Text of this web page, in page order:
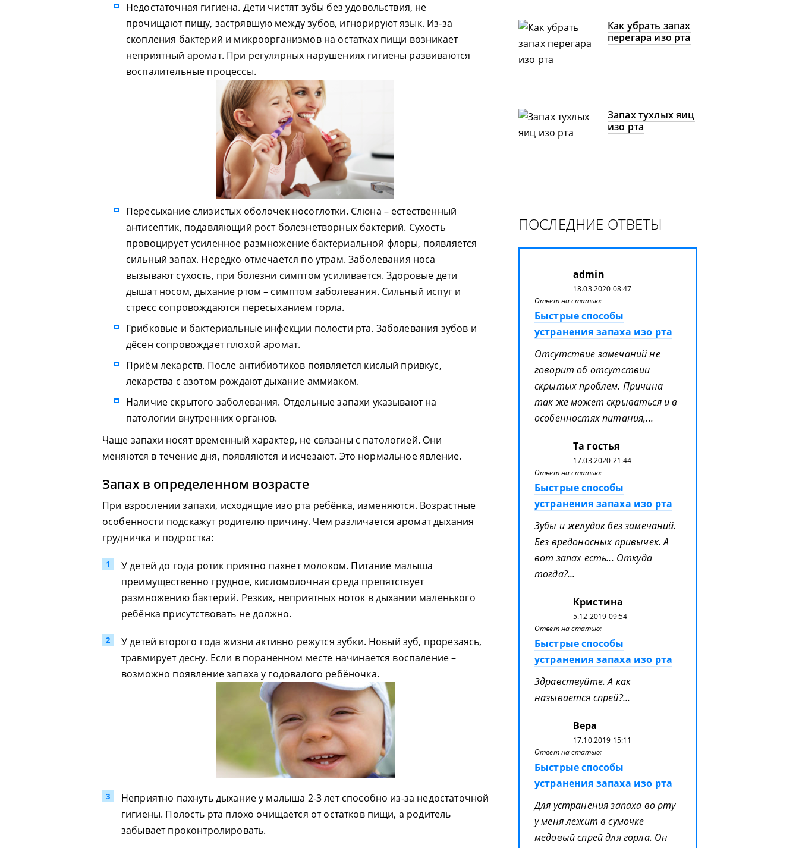
Недостаточная гигиена. Дети чистят зубы без удовольствия, не
прочищают пищу, застрявшую между зубов, игнорируют язык. Из-за
скопления бактерий и микроорганизмов на остатках пищи возникает
неприятный аромат. При регулярных нарушениях гигиены развиваются
воспалительные процессы.
Пересыхание слизистых оболочек носоглотки. Слюна – естественный
антисептик, подавляющий рост болезнетворных бактерий. Сухость
провоцирует усиленное размножение бактериальной флоры, появляется
сильный запах. Нередко отмечается по утрам. Заболевания носа
вызывают сухость, при болезни симптом усиливается. Здоровые дети
дышат носом, дыхание ртом – симптом заболевания. Сильный испуг и
стресс сопровождаются пересыханием горла.
Грибковые и бактериальные инфекции полости рта. Заболевания зубов и
дёсен сопровождает плохой аромат.
Приём лекарств. После антибиотиков появляется кислый привкус,
лекарства с азотом рождают дыхание аммиаком.
Наличие скрытого заболевания. Отдельные запахи указывают на
патологии внутренних органов.
Чаще запахи носят временный характер, не связаны с патологией. Они
меняются в течение дня, появляются и исчезают. Это нормальное явление.
Запах в определенном возрасте
При взрослении запахи, исходящие изо рта ребёнка, изменяются. Возрастные
особенности подскажут родителю причину. Чем различается аромат дыхания
грудничка и подростка:
У детей до года ротик приятно пахнет молоком. Питание малыша
преимущественно грудное, кисломолочная среда препятствует
размножению бактерий. Резких, неприятных ноток в дыхании маленького
ребёнка присутствовать не должно.
У детей второго года жизни активно режутся зубки. Новый зуб, прорезаясь,
травмирует десну. Если в пораненном месте начинается воспаление –
возможно появление запаха у годовалого ребёночка.
Неприятно пахнуть дыхание у малыша 2-3 лет способно из-за недостаточной
гигиены. Полость рта плохо очищается от остатков пищи, а родитель
забывает проконтролировать.
Как убрать запах
перегара изо рта
Запах тухлых яиц
изо рта
ПОСЛЕДНИЕ ОТВЕТЫ
admin
18.03.2020 08:47
Ответ на статью:
Быстрые способы
устранения запаха изо рта
Отсутствие замечаний не
говорит об отсутствии
скрытых проблем. Причина
так же может скрываться и в
особенностях питания,...
Та гостья
17.03.2020 21:44
Ответ на статью:
Быстрые способы
устранения запаха изо рта
Зубы и желудок без замечаний.
Без вредоносных привычек. А
вот запах есть... Откуда
тогда?...
Кристина
5.12.2019 09:54
Ответ на статью:
Быстрые способы
устранения запаха изо рта
Здравствуйте. А как
называется спрей?...
Вера
17.10.2019 15:11
Ответ на статью:
Быстрые способы
устранения запаха изо рта
Для устранения запаха во рту
у меня лежит в сумочке
медовый спрей для горла. Он